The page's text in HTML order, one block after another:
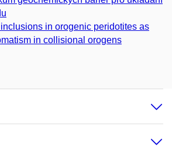
in orogenic peridotites as
in collisional orogens